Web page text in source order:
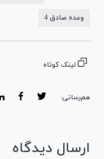
وعده صادق 4
لینک کوتاه
هم‌رسانی:
ارسال دیدگاه